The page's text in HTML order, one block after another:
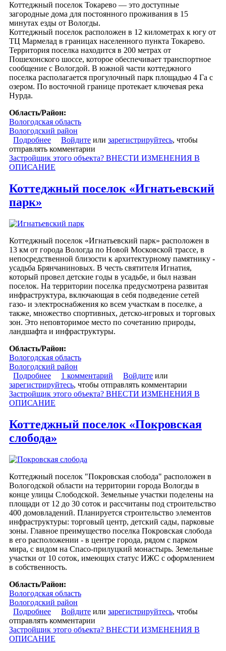
Коттеджный поселок Токарево — это доступные
загородные дома для постоянного проживания в 15
минутах езды от Вологды.
Коттеджный поселок расположен в 12 километрах к югу от
ТЦ Мармелад в границах населенного пункта Токарево.
Территория поселка находится в 200 метрах от
Пошехонского шоссе, которое обеспечивает транспортное
сообщение с Вологдой. В южной части коттеджного
поселка располагается прогулочный парк площадью 4 Га с
озером. По восточной границе протекает ключевая река
Нурда.
Область/Район:
Вологодская область
Вологодский район
Подробнее о Коттеджный поселок «Токарево»
Войдите или зарегистрируйтесь, чтобы
отправлять комментарии
Застройщик этого объекта? ВНЕСТИ ИЗМЕНЕНИЯ В
ОПИСАНИЕ
Коттеджный поселок «Игнатьевский
парк»
Коттеджный поселок «Игнатьевский парк» расположен в
13 км от города Вологда по Новой Московской трассе, в
непосредственной близости к архитектурному памятнику -
усадьба Брянчаниновых. В честь святителя Игнатия,
который провел детские годы в усадьбе, и был назван
поселок. На территории поселка предусмотрена развитая
инфраструктура, включающая в себя подведение сетей
газо- и электроснабжения ко всем участкам в поселке, а
также, множество спортивных, детско-игровых и торговых
зон. Это неповторимое место по сочетанию природы,
ландшафта и инфраструктуры.
Область/Район:
Вологодская область
Вологодский район
Подробнее о Коттеджный поселок «Игнатьевский парк»
1 комментарий Войдите или
зарегистрируйтесь, чтобы отправлять комментарии
Застройщик этого объекта? ВНЕСТИ ИЗМЕНЕНИЯ В
ОПИСАНИЕ
Коттеджный поселок «Покровская
слобода»
Коттеджный поселок "Покровская слобода" расположен в
Вологодской области на территории города Вологды в
конце улицы Слободской. Земельные участки поделены на
площади от 12 до 30 соток и рассчитаны под строительство
400 домовладений. Планируется строительство элементов
инфраструктуры: торговый центр, детский сады, парковые
зоны. Главное преимущество поселка Покровская слобода
в его расположении - в центре города, рядом с парком
мира, с видом на Спасо-прилуцкий монастырь. Земельные
участки от 10 соток, имеющих статус ИЖС с оформлением
в собственность.
Область/Район:
Вологодская область
Вологодский район
Подробнее о Коттеджный поселок «Покровская слобода»
Войдите или зарегистрируйтесь, чтобы
отправлять комментарии
Застройщик этого объекта? ВНЕСТИ ИЗМЕНЕНИЯ В
ОПИСАНИЕ